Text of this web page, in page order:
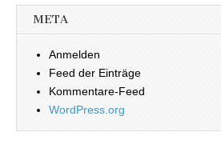
META
Anmelden
Feed der Einträge
Kommentare-Feed
WordPress.org